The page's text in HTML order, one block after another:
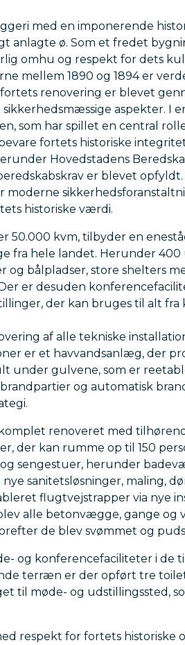
med en imponerende
anlagte ø. Som et fredet
omhu og respekt for dets
mellem 1890 og 1894 er
renovering er blevet
sikkerhedsmæssige aspekter. I
som har spillet en central
fortets historiske
Hovedstadens
er blevet
moderne
historiske værdi.
50.000 kvm, tilbyder en
fra hele landet. Herunder 400
og bålpladser, store shelters
er desuden
der kan bruges til alt fra
af alle tekniske
er et havvandsanlæg, der
under gulvene, som er
og automatisk
renoveret med
der kan rumme op til 150
sengestuer, herunder
sanitetsløsninger, maling,
flugtvejstrapper via nye
alle betonvægge, gange og
de blev svømmet og
og konferencefaciliteter i de
terræn er der opført tre
til møde- og udstillingssted,
respekt for fortets historiske